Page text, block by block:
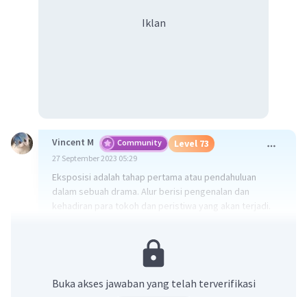
Iklan
Vincent M Community Level 73
27 September 2023 05:29
Eksposisi adalah tahap pertama atau pendahuluan
dalam sebuah drama. Alur berisi pengenalan dan
kehadiran para tokoh dan peristiwa yang akan terjadi.
peristiwa yang akan terjadi dalam cerita.
jadi jawabannga adalah
Buka akses jawaban yang telah terverifikasi